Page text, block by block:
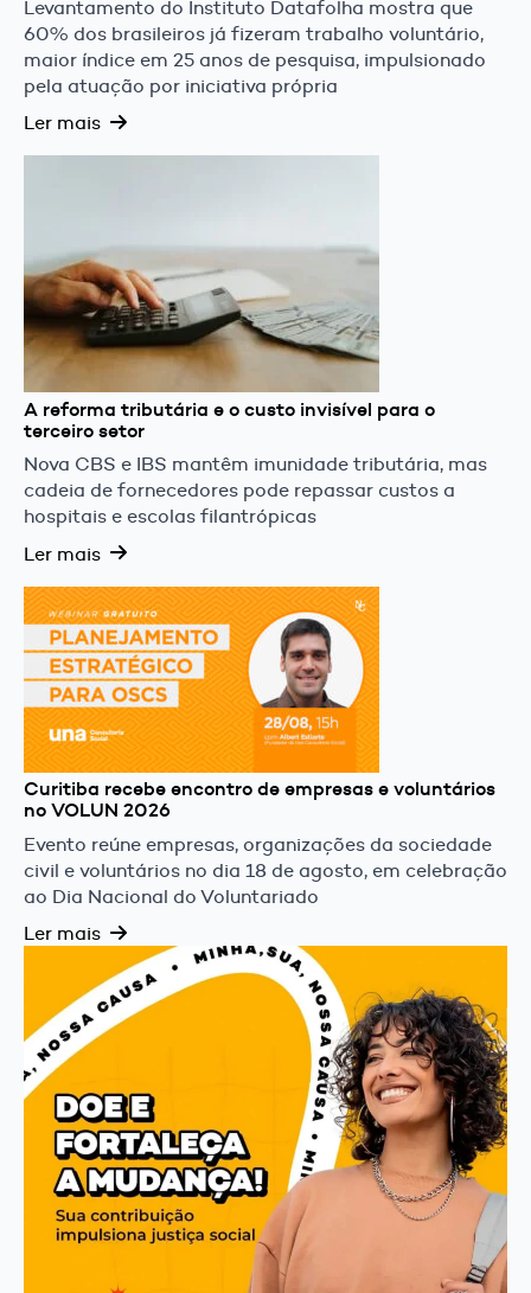
Levantamento do Instituto Datafolha mostra que
60% dos brasileiros já fizeram trabalho voluntário,
maior índice em 25 anos de pesquisa, impulsionado
pela atuação por iniciativa própria
Ler mais
A reforma tributária e o custo invisível para o
terceiro setor
Nova CBS e IBS mantêm imunidade tributária, mas
cadeia de fornecedores pode repassar custos a
hospitais e escolas filantrópicas
Ler mais
Curitiba recebe encontro de empresas e voluntários
no VOLUN 2026
Evento reúne empresas, organizações da sociedade
civil e voluntários no dia 18 de agosto, em celebração
ao Dia Nacional do Voluntariado
Ler mais